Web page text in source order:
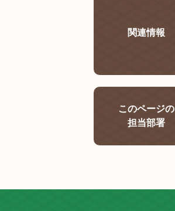
関連情報
このページの
担当部署